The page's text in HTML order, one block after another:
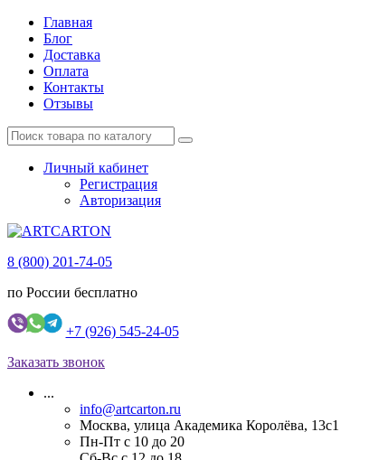
Главная
Блог
Доставка
Оплата
Контакты
Отзывы
Личный кабинет
Регистрация
Авторизация
8 (800) 201-74-05
по России бесплатно
+7 (926) 545-24-05
Заказать звонок
...
info@artcarton.ru
Москва, улица Академика Королёва, 13с1
Пн-Пт с 10 до 20